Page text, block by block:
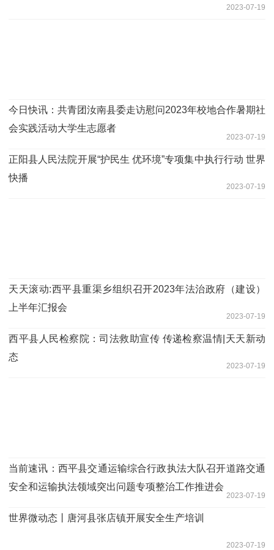
2023-07-19
今日快讯：​共青团汝南县委走访慰问2023年校地合作暑期社
会实践活动大学生志愿者
2023-07-19
​正阳县人民法院开展“护民生 优环境”专项集中执行行动 世界
快播
2023-07-19
天天滚动:​西平县重渠乡组织召开2023年法治政府（建设）
上半年汇报会
2023-07-19
​西平县人民检察院：司法救助宣传 传递检察温情|天天新动
态
2023-07-19
当前速讯：​西平县交通运输综合行政执法大队召开道路交通
安全和运输执法领域突出问题专项整治工作推进会
2023-07-19
世界微动态丨唐河县张店镇开展安全生产培训
2023-07-19